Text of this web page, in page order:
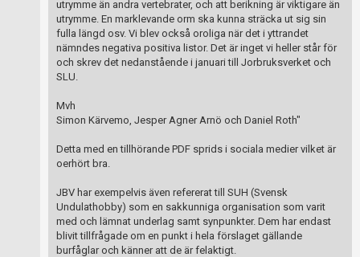
utrymme än andra vertebrater, och att berikning är viktigare än
utrymme. En marklevande orm ska kunna sträcka ut sig sin
fulla längd osv. Vi blev också oroliga när det i yttrandet
nämndes negativa positiva listor. Det är inget vi heller står för
och skrev det nedanstående i januari till Jorbruksverket och
SLU.
Mvh
Simon Kärvemo, Jesper Agner Arnö och Daniel Roth"
Detta med en tillhörande PDF sprids i sociala medier vilket är
oerhört bra.
JBV har exempelvis även refererat till SUH (Svensk
Undulathobby) som en sakkunniga organisation som varit
med och lämnat underlag samt synpunkter. Dem har endast
blivit tillfrågade om en punkt i hela förslaget gällande
burfåglar och känner att de är felaktigt.